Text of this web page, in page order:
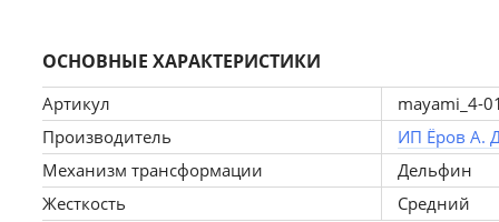
Спальное место имеет ширину 135 см и длину 290
нагрузка на диван составляет 280 кг.
ОСНОВНЫЕ ХАРАКТЕРИСТИКИ
Артикул
mayami_4-01
Производитель
ИП Ёров А.
Механизм трансформации
Дельфин
Жесткость
Средний